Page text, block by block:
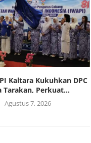
Kaltara Kukuhkan DPC
Tarakan, Perkuat...
Agustus 7, 2026